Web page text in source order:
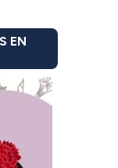
EN